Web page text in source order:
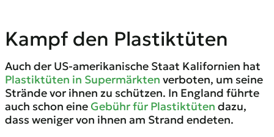
Kampf den Plastiktüten
Auch der US-amerikanische Staat Kalifornien hat
Plastiktüten in Supermärkten verboten, um seine
Strände vor ihnen zu schützen. In England führte
auch schon eine Gebühr für Plastiktüten dazu,
dass weniger von ihnen am Strand endeten.